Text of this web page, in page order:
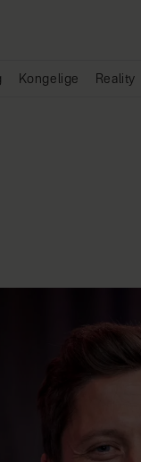
Kongelige Reality